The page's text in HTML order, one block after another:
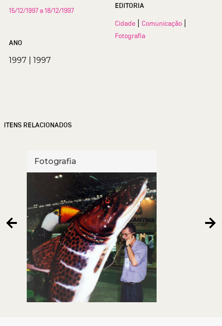
15/12/1997 a 18/12/1997
ANO
1997 1997
EDITORIA
Cidade Comunicação
Fotografia
ITENS RELACIONADOS
Fotografia